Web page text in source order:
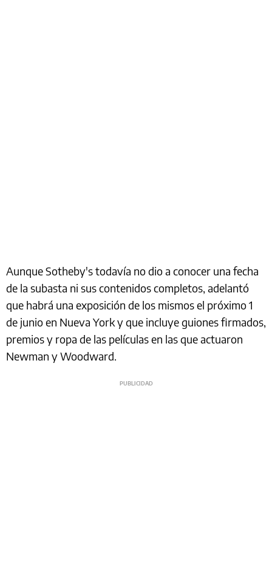
Aunque Sotheby's todavía no dio a conocer una fecha
de la subasta ni sus contenidos completos, adelantó
que habrá una exposición de los mismos el próximo 1
de junio en Nueva York y que incluye guiones firmados,
premios y ropa de las películas en las que actuaron
Newman y Woodward.